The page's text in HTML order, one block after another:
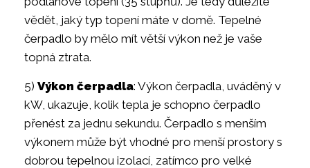
vědět, jaký typ topení máte v domě. Tepelné
čerpadlo by mělo mít větší výkon než je vaše
topná ztrata.
5) Výkon čerpadla: Výkon čerpadla, uváděný v
kW, ukazuje, kolik tepla je schopno čerpadlo
přenést za jednu sekundu. Čerpadlo s menším
výkonem může být vhodné pro menší prostory s
dobrou tepelnou izolací, zatímco pro velké